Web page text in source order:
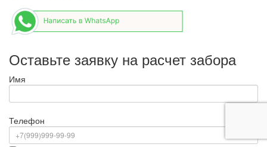
Оставьте заявку на расчет забора
Имя
Телефон